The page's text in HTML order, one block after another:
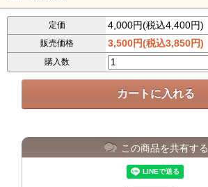
定価 4,000円(税込4,400円)
販売価格 3,500円(税込3,850円)
購入数
この商品を共有する